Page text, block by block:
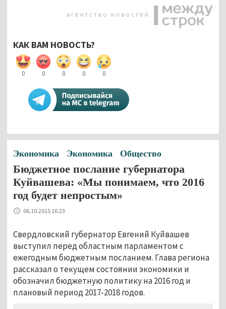
КАК ВАМ НОВОСТЬ?
0 0 0 0 0
Экономика Экономика Общество
Бюджетное послание губернатора
Куйвашева: «Мы понимаем, что 2016
год будет непростым»
06.10.2015 16:23
Свердловский губернатор Евгений Куйвашев
выступил перед областным парламентом с
ежегодным бюджетным посланием. Глава региона
рассказал о текущем состоянии экономики и
обозначил бюджетную политику на 2016 год и
плановый период 2017-2018 годов.